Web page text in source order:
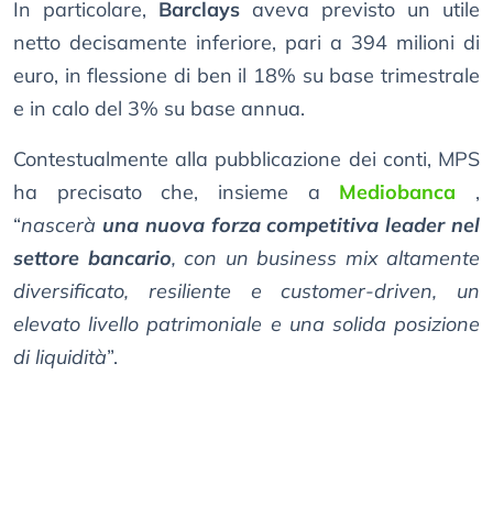
In particolare, Barclays aveva previsto un utile
netto decisamente inferiore, pari a 394 milioni di
euro, in flessione di ben il 18% su base trimestrale
e in calo del 3% su base annua.
Contestualmente alla pubblicazione dei conti, MPS
ha precisato che, insieme a Mediobanca ,
“nascerà una nuova forza competitiva leader nel
settore bancario, con un business mix altamente
diversificato, resiliente e customer-driven, un
elevato livello patrimoniale e una solida posizione
di liquidità”.